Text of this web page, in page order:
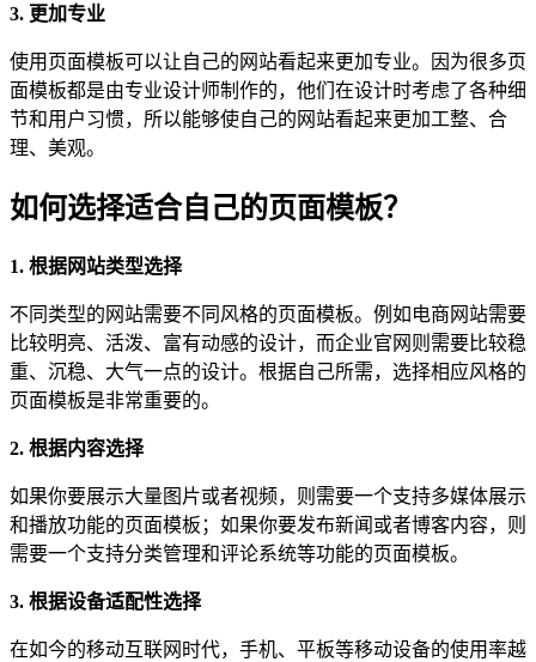
3. 更加专业
使用页面模板可以让自己的网站看起来更加专业。因为很多页
面模板都是由专业设计师制作的，他们在设计时考虑了各种细
节和用户习惯，所以能够使自己的网站看起来更加工整、合
理、美观。
如何选择适合自己的页面模板？
1. 根据网站类型选择
不同类型的网站需要不同风格的页面模板。例如电商网站需要
比较明亮、活泼、富有动感的设计，而企业官网则需要比较稳
重、沉稳、大气一点的设计。根据自己所需，选择相应风格的
页面模板是非常重要的。
2. 根据内容选择
如果你要展示大量图片或者视频，则需要一个支持多媒体展示
和播放功能的页面模板；如果你要发布新闻或者博客内容，则
需要一个支持分类管理和评论系统等功能的页面模板。
3. 根据设备适配性选择
在如今的移动互联网时代，手机、平板等移动设备的使用率越